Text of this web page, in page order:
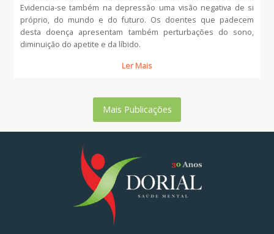
Evidencia-se também na depressão uma visão negativa de si
próprio, do mundo e do futuro. Os doentes que padecem
desta doença apresentam também perturbações do sono,
diminuição do apetite e da líbido.
Ler Mais
Mais Publicações